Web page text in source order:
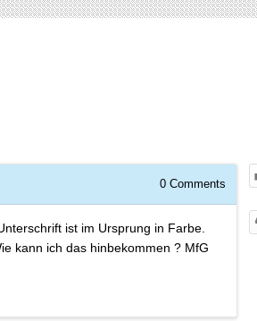
0 Comments
ist im Ursprung in Farbe.
kann ich das hinbekommen ? MfG